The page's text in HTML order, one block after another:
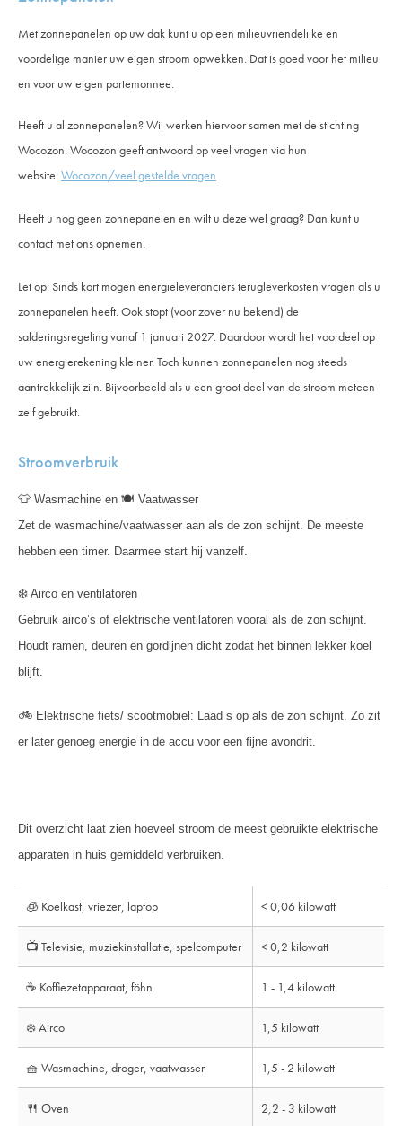
Met zonnepanelen op uw dak kunt u op een milieuvriendelijke en
voordelige manier uw eigen stroom opwekken. Dat is goed voor het milieu
en voor uw eigen portemonnee.
Heeft u al zonnepanelen? Wij werken hiervoor samen met de stichting
Wocozon. Wocozon geeft antwoord op veel vragen via hun
website:Wocozon/veel gestelde vragen
Heeft u nog geen zonnepanelen en wilt u deze wel graag? Dan kunt u
contact met ons opnemen.
Let op: Sinds kort mogen energieleveranciers terugleverkosten vragen als u
zonnepanelen heeft. Ook stopt (voor zover nu bekend) de
salderingsregeling vanaf 1 januari 2027. Daardoor wordt het voordeel op
uw energierekening kleiner. Toch kunnen zonnepanelen nog steeds
aantrekkelijk zijn. Bijvoorbeeld als u een groot deel van de stroom meteen
zelf gebruikt.
Stroomverbruik
👕 Wasmachine en 🍽️ Vaatwasser
Zet de wasmachine/vaatwasser aan als de zon schijnt. De meeste
hebben een timer. Daarmee start hij vanzelf.
❄️ Airco en ventilatoren
Gebruik airco’s of elektrische ventilatoren vooral als de zon schijnt.
Houdt ramen, deuren en gordijnen dicht zodat het binnen lekker koel
blijft.
🚲 Elektrische fiets/ scootmobiel: Laad s op als de zon schijnt. Zo zit
er later genoeg energie in de accu voor een fijne avondrit.
Dit overzicht laat zien hoeveel stroom de meest gebruikte elektrische
apparaten in huis gemiddeld verbruiken.
🧊 Koelkast, vriezer, laptop < 0,06 kilowatt
📺 Televisie, muziekinstallatie, spelcomputer < 0,2 kilowatt
☕️ Koffiezetapparaat, föhn 1 - 1,4 kilowatt
❄️ Airco 1,5 kilowatt
🧺 Wasmachine, droger, vaatwasser 1,5 - 2 kilowatt
🍴 Oven 2,2 - 3 kilowatt